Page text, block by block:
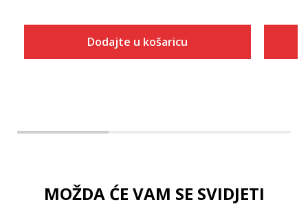
Dodajte u košaricu
MOŽDA ĆE VAM SE SVIDJETI